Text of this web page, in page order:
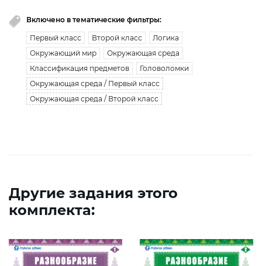
Включено в тематические фильтры:
Первый класс Второй класс
Логика
Окружающий мир
Окружающая среда
Классификация предметов
Головоломки
Окружающая среда / Первый класс
Окружающая среда / Второй класс
Другие задания этого
комплекта: